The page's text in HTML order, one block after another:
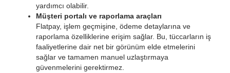
yardımcı olabilir.
Müşteri portalı ve raporlama araçları
Flatpay, işlem geçmişine, ödeme detaylarına ve
raporlama özelliklerine erişim sağlar. Bu, tüccarların iş
faaliyetlerine dair net bir görünüm elde etmelerini
sağlar ve tamamen manuel uzlaştırmaya
güvenmelerini gerektirmez.